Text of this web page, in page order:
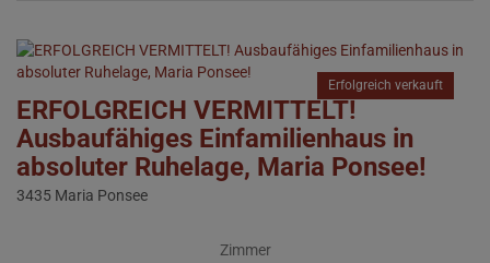
Erfolgreich verkauft
ERFOLGREICH VERMITTELT!
Ausbaufähiges Einfamilienhaus in
absoluter Ruhelage, Maria Ponsee!
3435 Maria Ponsee
Zimmer